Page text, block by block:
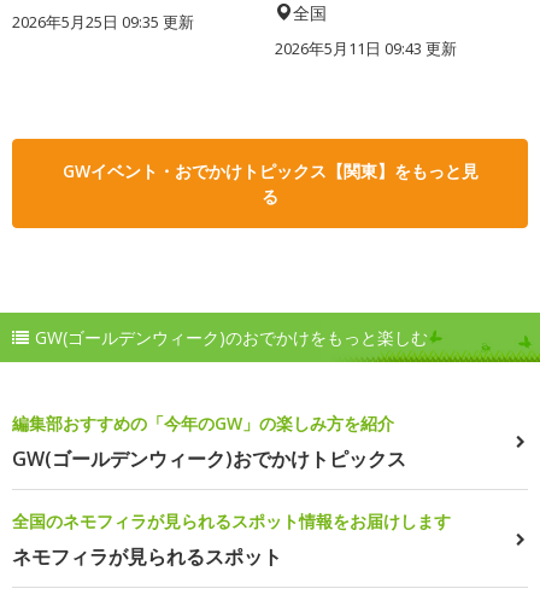
2026年5月25日 09:35 更新 全国
2026年5月11日 09:43 更新
GWイベント・おでかけトピックス【関東】をもっと見
る
GW(ゴールデンウィーク)のおでかけをもっと楽しむ
編集部おすすめの「今年のGW」の楽しみ方を紹介
GW(ゴールデンウィーク)おでかけトピックス
全国のネモフィラが見られるスポット情報をお届けします
ネモフィラが見られるスポット